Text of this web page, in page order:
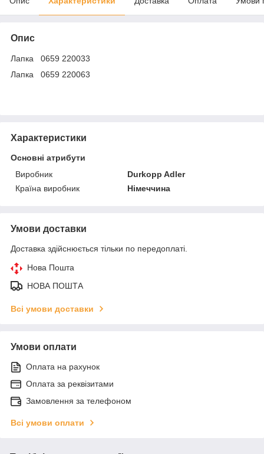
Опис
Лапка 0659 220033
Лапка 0659 220063
Характеристики
Основні атрибути
Виробник
Durkopp Adler
Країна виробник
Німеччина
Умови доставки
Доставка здійснюється тільки по передоплаті.
Нова Пошта
НОВА ПОШТА
Всі умови доставки
Умови оплати
Оплата на рахунок
Оплата за реквізитами
Замовлення за телефоном
Всі умови оплати